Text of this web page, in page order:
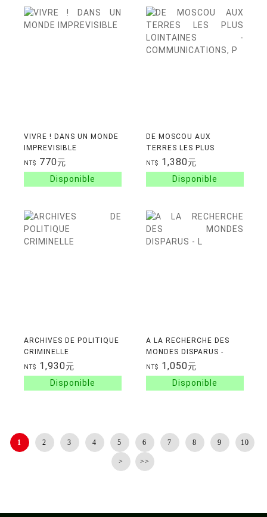
VIVRE ! DANS UN MONDE
IMPREVISIBLE
NT$ 770元
DE MOSCOU AUX
TERRES LES PLUS
LOINTAINES -
COMMUNICATIONS, P
NT$ 1,380元
ARCHIVES DE POLITIQUE
CRIMINELLE
NT$ 1,930元
A LA RECHERCHE DES
MONDES DISPARUS -
L'AVENTURE DE
L'ARCHEOLOGIE
NT$ 1,050元
1 2 3 4 5 6 7 8 9 10
> >>